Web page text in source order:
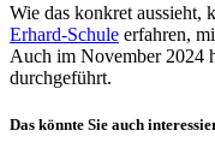
Wie das konkret aussieht,
Erhard-Schule erfahren,
Auch im November 2024
durchgeführt.
Das könnte Sie auch